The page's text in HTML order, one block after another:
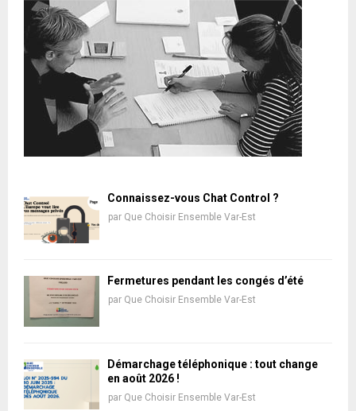
Connaissez-vous Chat Control ?
par Que Choisir Ensemble Var-Est
Fermetures pendant les congés d’été
par Que Choisir Ensemble Var-Est
Démarchage téléphonique : tout change
en août 2026 !
par Que Choisir Ensemble Var-Est